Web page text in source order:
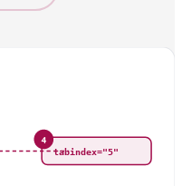
tabindex="5"
4